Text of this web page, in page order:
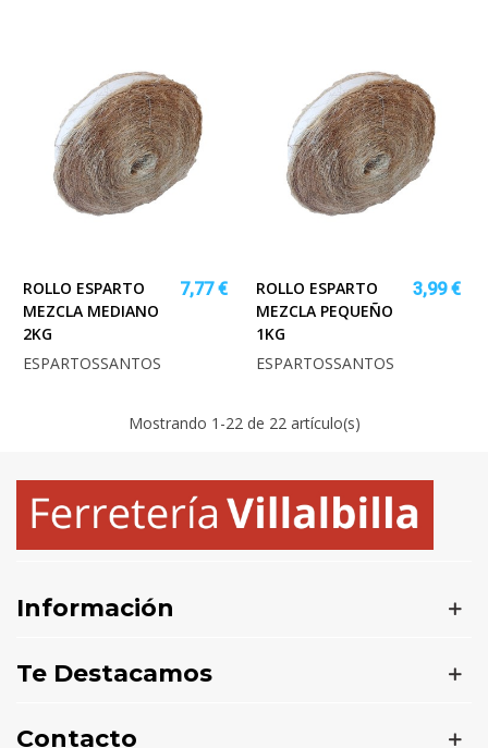
ROLLO ESPARTO
MEZCLA MEDIANO
2KG
7,77 €
ESPARTOSSANTOS
ROLLO ESPARTO
MEZCLA PEQUEÑO
1KG
3,99 €
ESPARTOSSANTOS
Mostrando 1 -22 de 22 artículo(s)
Información
Te Destacamos
Contacto